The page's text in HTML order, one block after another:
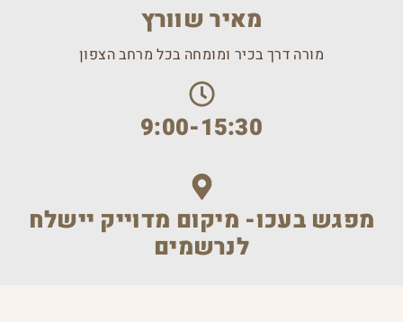
מאיר שוורץ
מורה דרך בכיר ומומחה בכל מרחב הצפון
9:00-15:30
מפגש בעכו- מיקום מדוייק יישלח
לנרשמים